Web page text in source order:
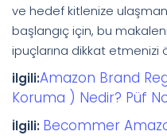
ve hedef kitlenize
başlangıç ​​için, bu
ipuçlarına dikkat etmenizi
ilgili:Amazon Brand
Koruma ) Nedir? Püf
İlgili: Becommer